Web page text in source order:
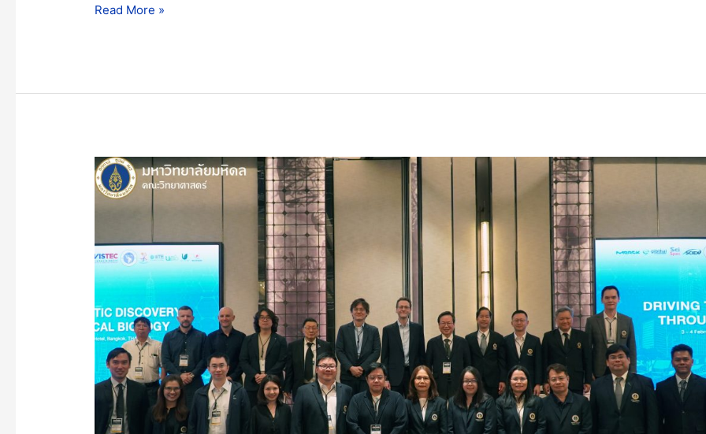
Read More »
คณะ
วิทยาศาสตร์
มหาวิทยาลัย
เข้า
ร่วม
เปิด
และ
เข้า
ร่วม
การ
ประชุม